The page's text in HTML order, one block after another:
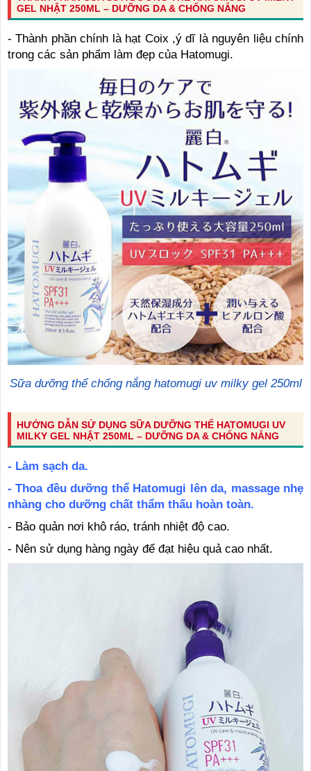
GEL NHẬT 250ML – DƯỠNG DA & CHỐNG NẮNG
- Thành phần chính là hạt Coix ,ý dĩ là nguyên liệu chính
trong các sản phẩm làm đẹp của Hatomugi.
Sữa dưỡng thể chống nắng hatomugi uv milky gel 250ml
HƯỚNG DẪN SỬ DỤNG SỮA DƯỠNG THỂ HATOMUGI UV
MILKY GEL NHẬT 250ML – DƯỠNG DA & CHỐNG NẮNG
- Làm sạch da.
- Thoa đều dưỡng thể Hatomugi lên da, massage nhẹ
nhàng cho dưỡng chất thẩm thấu hoàn toàn.
- Bảo quản nơi khô ráo, tránh nhiệt độ cao.
- Nên sử dụng hàng ngày để đạt hiệu quả cao nhất.